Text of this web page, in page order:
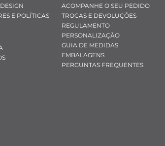
E POLÍTICAS
ACOMPANHE O SEU PEDIDO
TROCAS E DEVOLUÇÕES
REGULAMENTO
PERSONALIZAÇÃO
GUIA DE MEDIDAS
EMBALAGENS
PERGUNTAS FREQUENTES